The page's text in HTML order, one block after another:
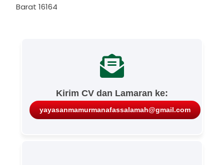
Barat 16164
Kirim CV dan Lamaran ke:
yayasanmamurmanafassalamah@gmail.com